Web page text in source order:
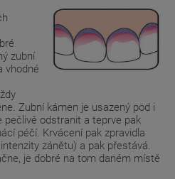
zubní
vhodné
Zubní kámen je usazený pod i
pečlivě odstranit a teprve pak
péčí. Krvácení pak zpravidla
zánětu) a pak přestává.
je dobré na tom daném místě